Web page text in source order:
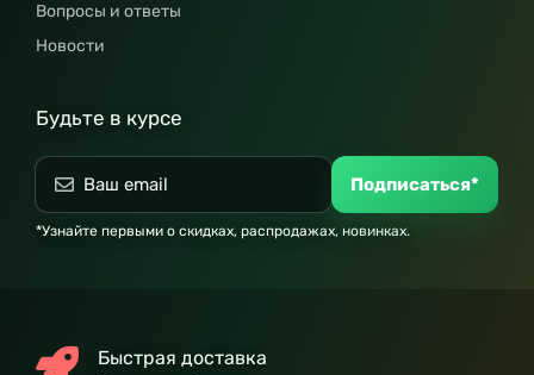
Вопросы и ответы
Новости
Будьте в курсе
Подписаться*
*Узнайте первыми о скидках, распродажах, новинках.
Быстрая доставка